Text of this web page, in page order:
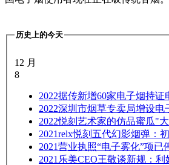
历史上的今天
12 月
8
2022据传新增60家电子烟持证
2022深圳市烟草专卖局增设电
2022悦刻艺术家的仿品蜜瓜"
2021relx悦刻五代幻影烟弹：
2021营业执照“电子雾化”项已
2021 乐美CEO王敬谈新规：